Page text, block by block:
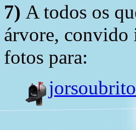
7) A todos os
árvore, convido
fotos para: